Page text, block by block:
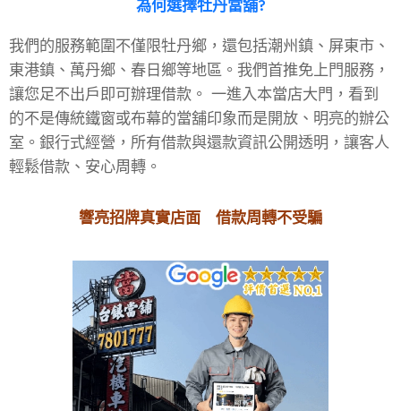
為何選擇牡丹當舖?
我們的服務範圍不僅限牡丹鄉，還包括潮州鎮、屏東市、
東港鎮、萬丹鄉、春日鄉等地區。我們首推免上門服務，
讓您足不出戶即可辦理借款。 一進入本當店大門，看到
的不是傳統鐵窗或布幕的當舖印象而是開放、明亮的辦公
室。銀行式經營，所有借款與還款資訊公開透明，讓客人
輕鬆借款、安心周轉。
響亮招牌真實店面 借款周轉不受騙